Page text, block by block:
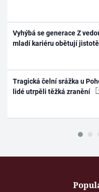
Vyhýbá se generace Z
mladí kariéru obětují jistotě
Tragická čelní srážka u
lidé utrpěli těžká zranění